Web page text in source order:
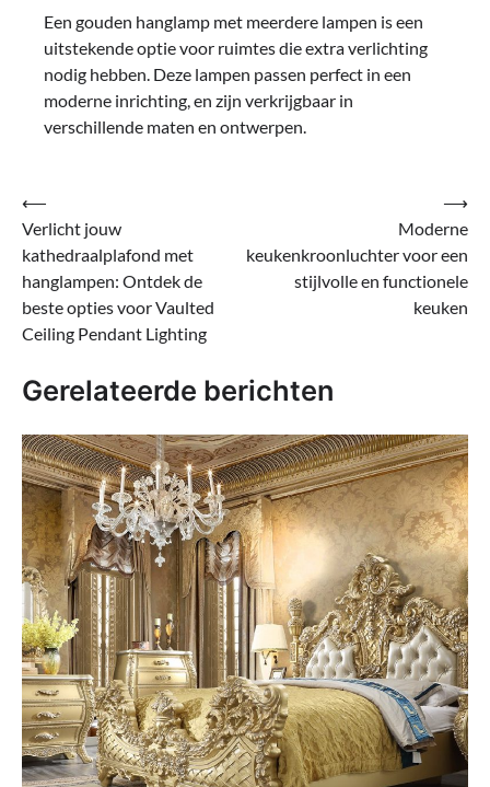
Een gouden hanglamp met meerdere lampen is een
uitstekende optie voor ruimtes die extra verlichting
nodig hebben. Deze lampen passen perfect in een
moderne inrichting, en zijn verkrijgbaar in
verschillende maten en ontwerpen.
Bericht
navigatie
⟵
Verlicht jouw
kathedraalplafond met
hanglampen: Ontdek de
beste opties voor Vaulted
Ceiling Pendant Lighting
Moderne
keukenkroonluchter voor een
stijlvolle en functionele
keuken
⟶
Gerelateerde berichten